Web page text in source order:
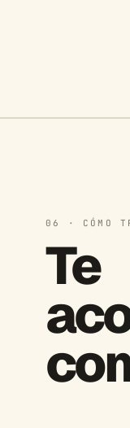
06 · CÓMO
Te